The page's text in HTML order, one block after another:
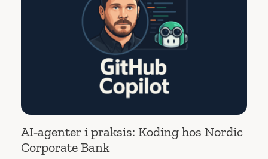
AI‑agenter i praksis: Koding hos Nordic
Corporate Bank